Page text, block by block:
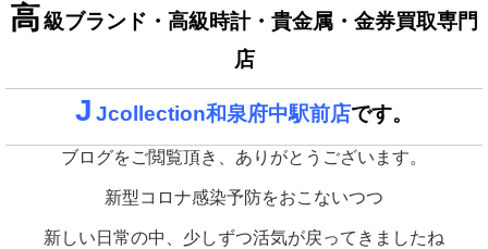
高級ブランド・高級時計・貴金属・金券買取専門
店
J Jcollection和泉府中駅前店です。
ブログをご閲覧頂き、ありがとうございます。
新型コロナ感染予防をおこないつつ
新しい日常の中、少しずつ活気が戻ってきましたね